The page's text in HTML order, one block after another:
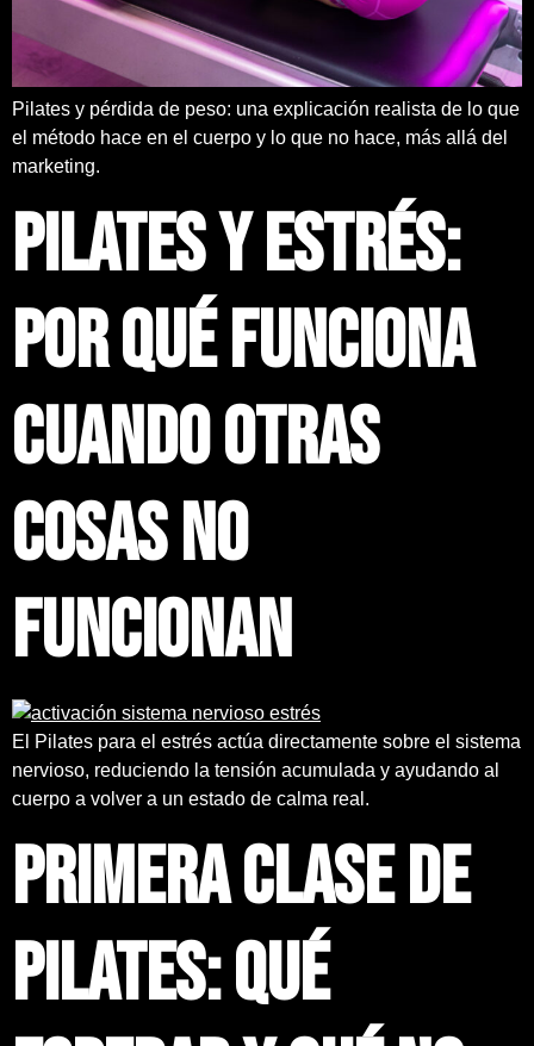
Pilates y pérdida de peso: una explicación realista de lo que
el método hace en el cuerpo y lo que no hace, más allá del
marketing.
Pilates y estrés:
por qué funciona
cuando otras
cosas no
funcionan
El Pilates para el estrés actúa directamente sobre el sistema
nervioso, reduciendo la tensión acumulada y ayudando al
cuerpo a volver a un estado de calma real.
Primera clase de
Pilates: qué